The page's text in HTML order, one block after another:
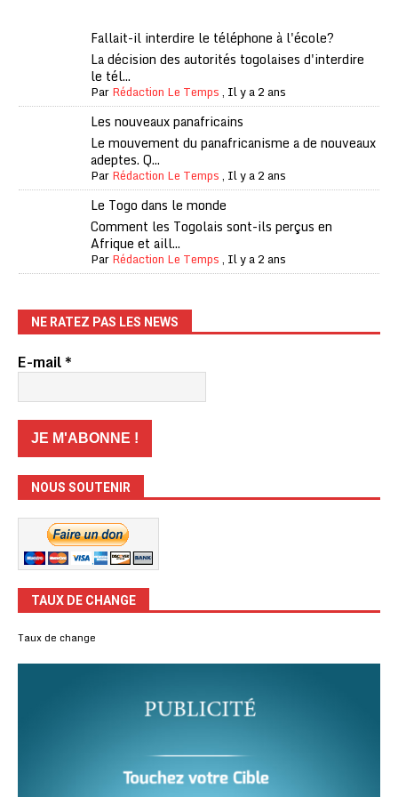
Fallait-il interdire le téléphone à l'école?
La décision des autorités togolaises d'interdire
le tél...
ParRédaction Le Temps, Il y a 2 ans
Les nouveaux panafricains
Le mouvement du panafricanisme a de nouveaux
adeptes. Q...
ParRédaction Le Temps, Il y a 2 ans
Le Togo dans le monde
Comment les Togolais sont-ils perçus en
Afrique et aill...
ParRédaction Le Temps, Il y a 2 ans
NE RATEZ PAS LES NEWS
E-mail*
NOUS SOUTENIR
TAUX DE CHANGE
Taux de change